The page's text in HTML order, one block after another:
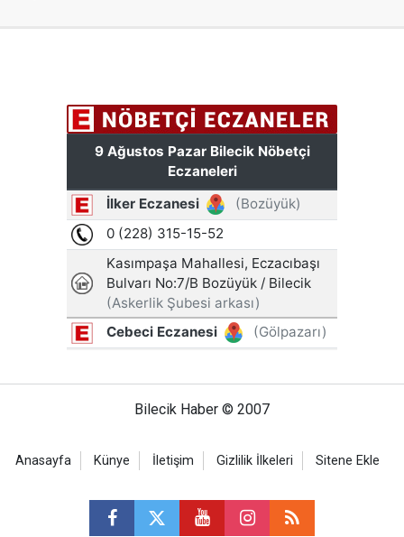
Bilecik Haber © 2007
Anasayfa Künye İletişim Gizlilik İlkeleri Sitene Ekle